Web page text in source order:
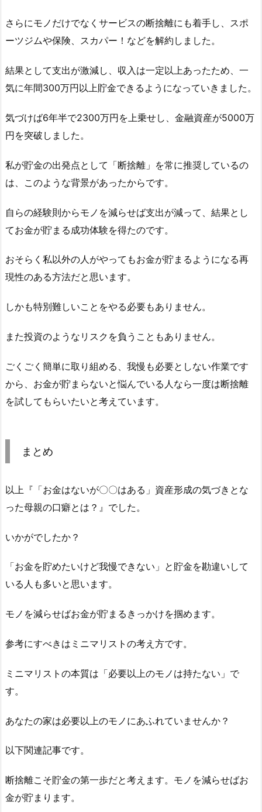
さらにモノだけでなくサービスの断捨離にも着手し、スポ
ーツジムや保険、スカパー！などを解約しました。
結果として支出が激減し、収入は一定以上あったため、一
気に年間300万円以上貯金できるようになっていきました。
気づけば6年半で2300万円を上乗せし、金融資産が5000万
円を突破しました。
私が貯金の出発点として「断捨離」を常に推奨しているの
は、このような背景があったからです。
自らの経験則からモノを減らせば支出が減って、結果とし
てお金が貯まる成功体験を得たのです。
おそらく私以外の人がやってもお金が貯まるようになる再
現性のある方法だと思います。
しかも特別難しいことをやる必要もありません。
また投資のようなリスクを負うこともありません。
ごくごく簡単に取り組める、我慢も必要としない作業です
から、お金が貯まらないと悩んでいる人なら一度は断捨離
を試してもらいたいと考えています。
まとめ
以上『「お金はないが〇〇はある」資産形成の気づきとな
った母親の口癖とは？』でした。
いかがでしたか？
「お金を貯めたいけど我慢できない」と貯金を勘違いして
いる人も多いと思います。
モノを減らせばお金が貯まるきっかけを掴めます。
参考にすべきはミニマリストの考え方です。
ミニマリストの本質は「必要以上のモノは持たない」で
す。
あなたの家は必要以上のモノにあふれていませんか？
以下関連記事です。
断捨離こそ貯金の第一歩だと考えます。モノを減らせばお
金が貯まります。